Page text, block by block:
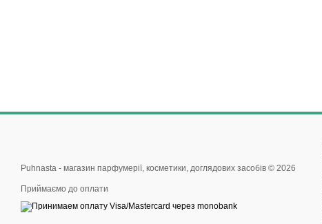
Puhnasta - магазин парфумерії, косметики, доглядових засобів © 2026
Приймаємо до оплати